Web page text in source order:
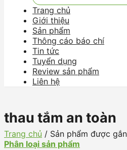
Trang chủ
Giới thiệu
Sản phẩm
Thông cáo báo chí
Tin tức
Tuyển dụng
Review sản phẩm
Liên hệ
thau tắm an toàn
Trang chủ / Sản phẩm được
Phân loại sản phẩm